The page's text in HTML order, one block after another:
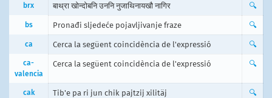
brx बाथ्रा खोन्दोबनि उननि नुजाथिनायखौ नागिर 🔍
bs Pronađi sljedeće pojavljivanje fraze 🔍
ca Cerca la següent coincidència de l'expressió 🔍
ca-
valencia
Cerca la següent coincidència de l'expressió 🔍
cak Tib'e pa ri jun chik pajtzij xilitäj 🔍